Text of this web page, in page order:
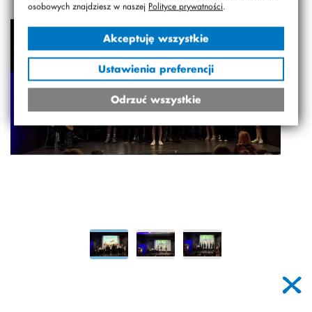
osobowych znajdziesz w naszej Polityce prywatności.
Akceptuję wszystkie
Ustawienia preferencji
Odrzuć wszystkie